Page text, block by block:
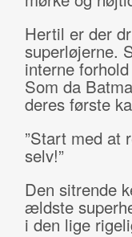
Hertil er der
superløjerne.
interne
Som da
deres første
”Start med at
selv!”
Den sitrende
ældste
i den lige